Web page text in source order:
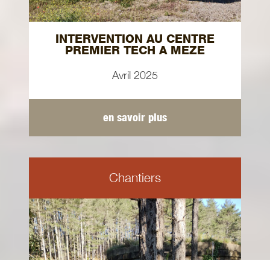
INTERVENTION AU CENTRE
PREMIER TECH A MEZE
Avril 2025
en savoir plus
Chantiers